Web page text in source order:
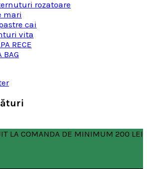
rozatoare
mari
cai
vita
RECE
BAG
LA COMANDA DE MINIMUM 200 LEI